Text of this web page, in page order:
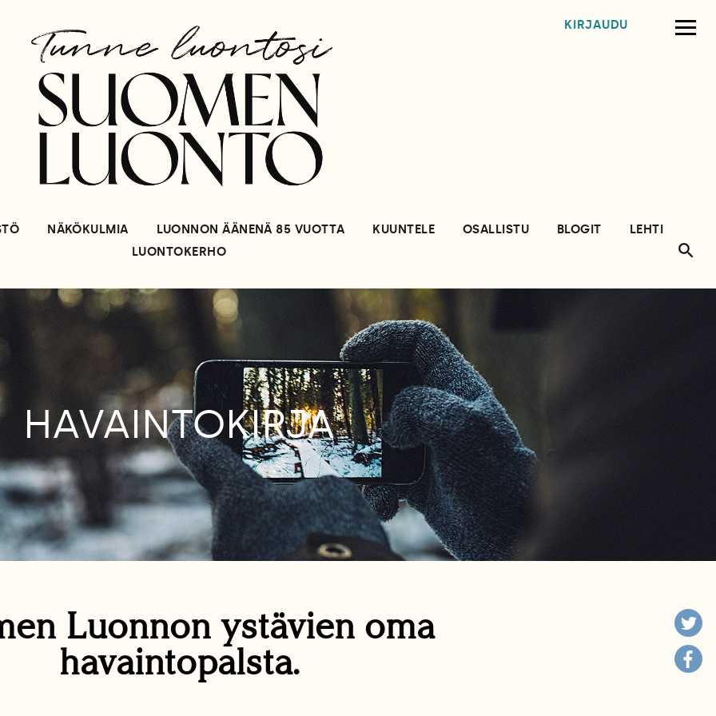
KIRJAUDU
NÄKÖKULMIA LUONNON ÄÄNENÄ 85 VUOTTA KUUNTELE OSALLISTU BLOGIT
LEHTI
LUONTOKERHO
HAVAINTOKIRJA
Luonnon ystävien oma
havaintopalsta.